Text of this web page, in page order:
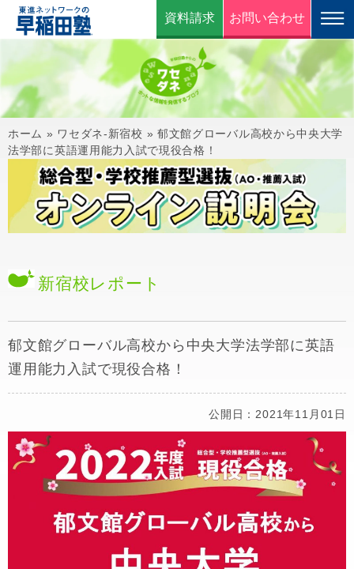
資料請求 お問い合わせ
ホーム » ワセダネ-新宿校 » 郁文館グローバル高校から中央大学
法学部に英語運用能力入試で現役合格！
新宿校レポート
郁文館グローバル高校から中央大学法学部に英語
運用能力入試で現役合格！
公開日：2021年11月01日